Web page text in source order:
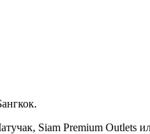
Siam Premium Outlets